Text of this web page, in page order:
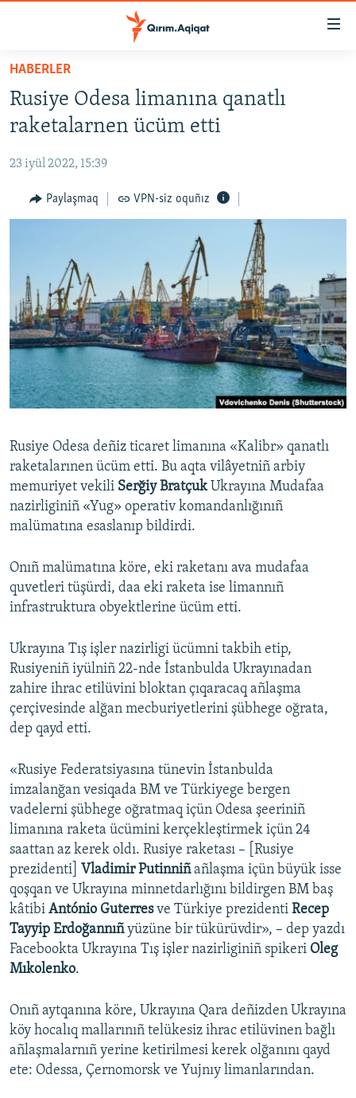
Esas
qaytmaq
Baş
qaytmaq
qaytmaq
SİYASET
CEMİYET
MEDENİYET
SÜRET
BLOGLAR
FİKİR
Русский
Українською
QOŞULIÑIZ!
RFE/RS bütün saytları
HABERLER
Rusiye Odesa limanına qanatlı
raketalarnen ücüm etti
23 iyül 2022, 15:39
Paylaşmaq VPN-siz oquñız
Rusiye Odesa deñiz ticaret limanına «Kalibr» qanatlı
raketalarınen ücüm etti. Bu aqta vilâyetniñ arbiy
memuriyet vekili Serğiy BratçukUkrayına Mudafaa
nazirliginiñ «Yug» operativ komandanlığınıñ
malümatına esaslanıp bildirdi.
Onıñ malümatına köre, eki raketanı ava mudafaa
quvetleri tüşürdi, daa eki raketa ise limannıñ
infrastruktura obyektlerine ücüm etti.
Ukrayına Tış işler nazirligi ücümni takbih etip,
Rusiyeniñ iyülniñ 22-nde İstanbulda Ukrayınadan
zahire ihrac etilüvini bloktan çıqaracaq añlaşma
çerçivesinde alğan mecburiyetlerini şübhege oğrata,
dep qayd etti.
«Rusiye Federatsiyasına tünevin İstanbulda
imzalanğan vesiqada BM ve Türkiyege bergen
vadelerni şübhege oğratmaq içün Odesa şeeriniñ
limanına raketa ücümini kerçekleştirmek içün 24
saattan az kerek oldı. Rusiye raketası – [Rusiye
prezidenti]
Vladimir Putinniñañlaşma içün büyük isse
qoşqan ve Ukrayına minnetdarlığını bildirgen BM baş
kâtibi António Guterresve Türkiye prezidenti Recep
Tayyip Erdoğannıñyüzüne bir tükürüvdir», – dep yazdı
Facebookta Ukrayına Tış işler nazirliginiñ spikeri Oleg
Mıkolenko.
Onıñ aytqanına köre, Ukrayına Qara deñizden Ukrayına
köy hocalıq mallarınıñ telükesiz ihrac etilüvinen bağlı
añlaşmalarnıñ yerine ketirilmesi kerek olğanını qayd
ete: Odessa, Çernomorsk ve Yujnıy limanlarından.